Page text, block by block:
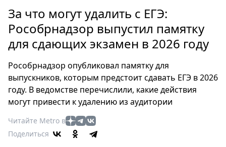
Россия
Мир
Здоровье
Туризм
Мода
Театр
Кино
Афиша
Книги
За что могут удалить с ЕГЭ:
Рособрнадзор выпустил памятку
для сдающих экзамен в 2026 году
Рособрнадзор опубликовал памятку для
выпускников, которым предстоит сдавать ЕГЭ в 2026
году. В ведомстве перечислили, какие действия
могут привести к удалению из аудитории
Читайте Metro в
Поделиться